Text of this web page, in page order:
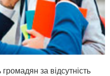
за відсутність